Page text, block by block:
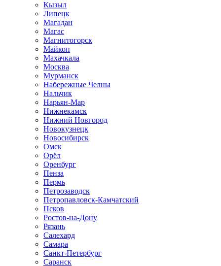
Кызыл
Липецк
Магадан
Магас
Магнитогорск
Майкоп
Махачкала
Москва
Мурманск
Набережные Челны
Нальчик
Нарьян-Мар
Нижнекамск
Нижний Новгород
Новокузнецк
Новосибирск
Омск
Орёл
Оренбург
Пенза
Пермь
Петрозаводск
Петропавловск-Камчатский
Псков
Ростов-на-Дону
Рязань
Салехард
Самара
Санкт-Петербург
Саранск